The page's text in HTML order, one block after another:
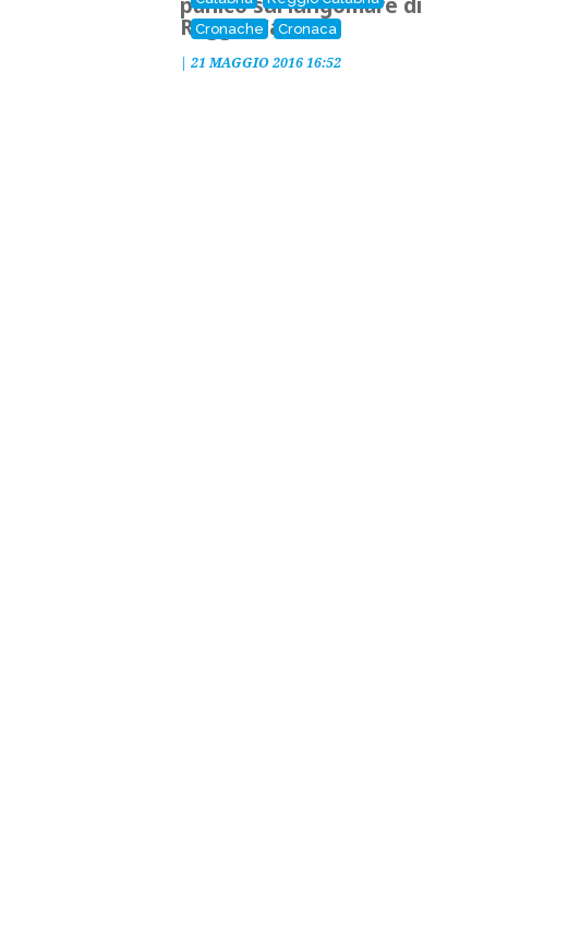
Cronache
Cronaca
Reggio Calabria
| 21 MAGGIO 2016 16:52